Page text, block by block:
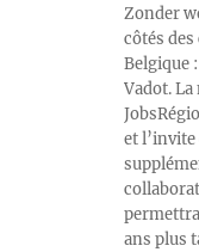
Zonder
côtés
Belgique
Vadot.
et
ans plus